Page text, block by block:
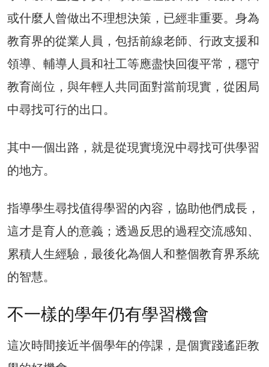
或什麼人曾做出不理想決策，已經非重要。身為
教育界的從業人員，包括前線老師、行政支援和
領導、輔導人員和社工等應盡快回復平常，穩守
教育崗位，與年輕人共同面對當前現實，從困局
中尋找可行的出口。
其中一個出路，就是從現實境況中尋找可供學習
的地方。
指導學生尋找值得學習的內容，協助他們成長，
這才是育人的意義；透過反思的過程交流感知、
累積人生經驗，最後化為個人和整個教育界系統
的智慧。
不一樣的學年仍有學習機會
這次時間接近半個學年的停課，是個實踐遙距教